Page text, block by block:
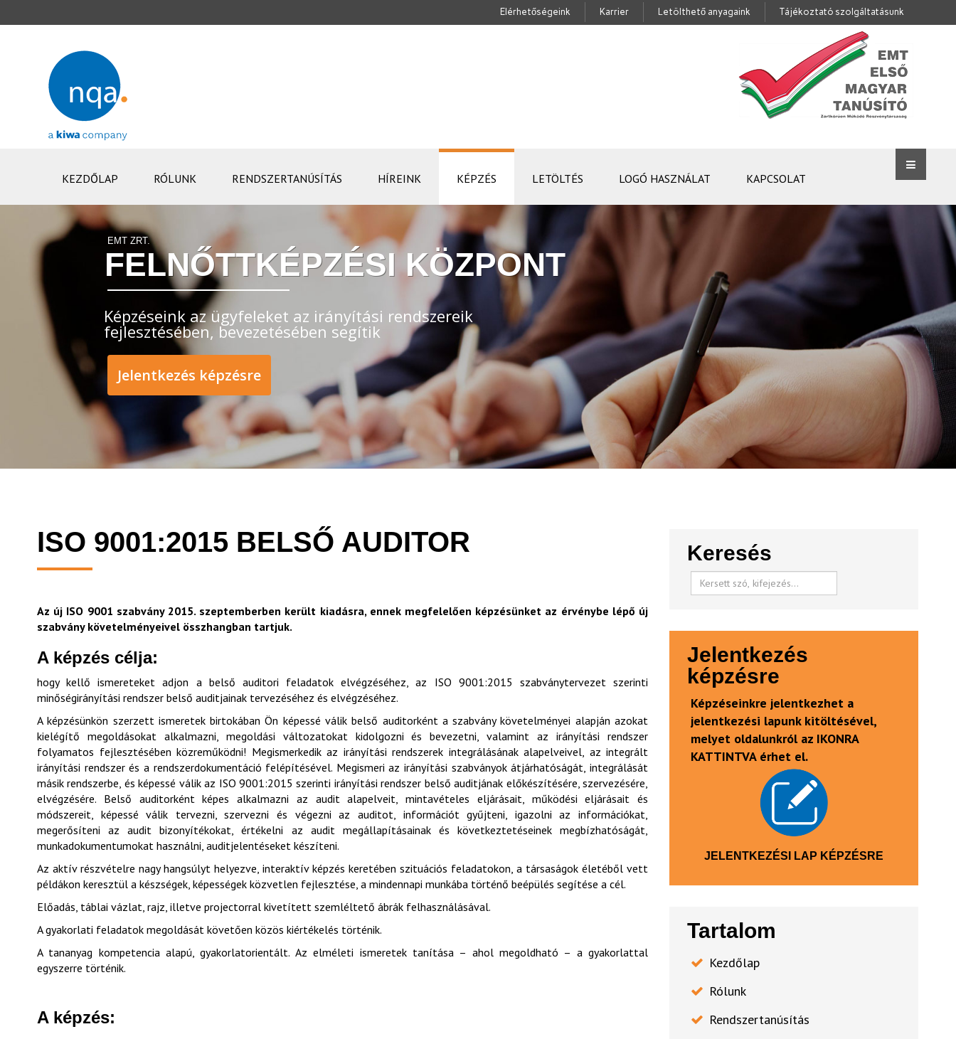
Elérhetőségeink Karrier Letölthető anyagaink Tájékoztató szolgáltatásunk
KEZDŐLAP RÓLUNK RENDSZERTANÚSÍTÁS HÍREINK KÉPZÉS LETÖLTÉS LOGÓ HASZNÁLAT KAPCSOLAT
EMT ZRT.
Képzéseink az ügyfeleket az irányítási rendszereik
fejlesztésében, bevezetésében segítik
FELNŐTTKÉPZÉSI KÖZPONT
Jelentkezés képzésre
ISO 9001:2015 BELSŐ AUDITOR
Az új ISO 9001 szabvány 2015. szeptemberben került kiadásra, ennek megfelelően képzésünket az érvénybe lépő új
szabvány követelményeivel összhangban tartjuk.
A képzés célja:
hogy kellő ismereteket adjon a belső auditori feladatok elvégzéséhez, az ISO 9001:2015 szabványtervezet szerinti
minőségirányítási rendszer belső auditjainak tervezéséhez és elvégzéséhez.
A képzésünkön szerzett ismeretek birtokában Ön képessé válik belső auditorként a szabvány követelményei alapján azokat
kielégítő megoldásokat alkalmazni, megoldási változatokat kidolgozni és bevezetni, valamint az irányítási rendszer
folyamatos fejlesztésében közreműködni! Megismerkedik az irányítási rendszerek integrálásának alapelveivel, az integrált
irányítási rendszer és a rendszerdokumentáció felépítésével. Megismeri az irányítási szabványok átjárhatóságát, integrálását
másik rendszerbe, és képessé válik az ISO 9001:2015 szerinti irányítási rendszer belső auditjának előkészítésére, szervezésére,
elvégzésére. Belső auditorként képes alkalmazni az audit alapelveit, mintavételes eljárásait, működési eljárásait és
módszereit, képessé válik tervezni, szervezni és végezni az auditot, információt gyűjteni, igazolni az információkat,
megerősíteni az audit bizonyítékokat, értékelni az audit megállapításainak és következtetéseinek megbízhatóságát,
munkadokumentumokat használni, auditjelentéseket készíteni.
Az aktív részvételre nagy hangsúlyt helyezve, interaktív képzés keretében szituációs feladatokon, a társaságok életéből vett
példákon keresztül a készségek, képességek közvetlen fejlesztése, a mindennapi munkába történő beépülés segítése a cél.
Előadás, táblai vázlat, rajz, illetve projectorral kivetített szemléltető ábrák felhasználásával.
A gyakorlati feladatok megoldását követően közös kiértékelés történik.
A tananyag kompetencia alapú, gyakorlatorientált. Az elméleti ismeretek tanítása – ahol megoldható – a gyakorlattal
egyszerre történik.
A képzés:
Keresés
Jelentkezés
képzésre
Képzéseinkre jelentkezhet a
jelentkezési lapunk kitöltésével,
melyet oldalunkról az IKONRA
KATTINTVA érhet el.
JELENTKEZÉSI LAP KÉPZÉSRE
Tartalom
Kezdőlap
Rólunk
Rendszertanúsítás